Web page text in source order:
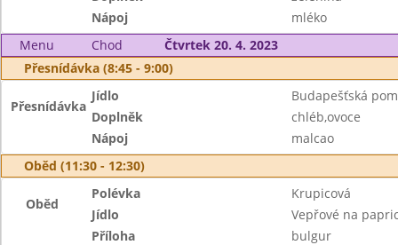
Nápoj
mléko
Menu
Chod
Čtvrtek 20. 4. 2023
Přesnídávka (8:45 - 9:00)
Přesnídávka
Jídlo
Budapešťská
Doplněk
chléb,ovoce
Nápoj
malcao
Oběd (11:30 - 12:30)
Oběd
Polévka
Krupicová
Jídlo
Vepřové na
Příloha
bulgur